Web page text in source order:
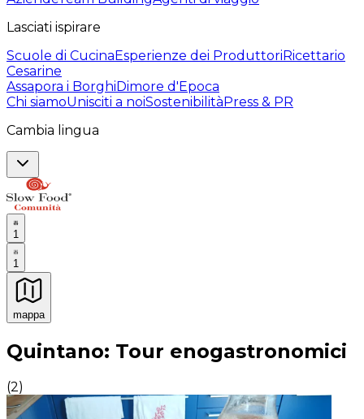
Lasciati ispirare
Scuole di CucinaEsperienze dei ProduttoriRicettario
Cesarine
Assapora i BorghiDimore d'Epoca
Chi siamoUnisciti a noiSostenibilitàPress & PR
Cambia lingua
1
1
mappa
Esperienze culinarie indimenticabili: Esperienze
Quintano: Tour enogastronomici
(2)